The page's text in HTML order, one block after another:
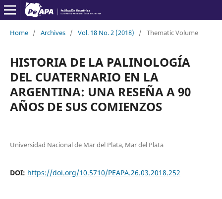
Home / Archives / Vol. 18 No. 2 (2018) / Thematic Volume
HISTORIA DE LA PALINOLOGÍA
DEL CUATERNARIO EN LA
ARGENTINA: UNA RESEÑA A 90
AÑOS DE SUS COMIENZOS
Universidad Nacional de Mar del Plata, Mar del Plata
DOI: https://doi.org/10.5710/PEAPA.26.03.2018.252